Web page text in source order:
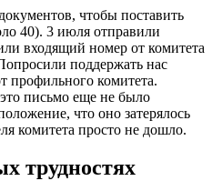
чтобы поставить
40). 3 июля отправили
входящий номер от комитета
поддержать нас
профильного комитета.
письмо еще не было
что оно затерялось
комитета просто не дошло.
трудностях